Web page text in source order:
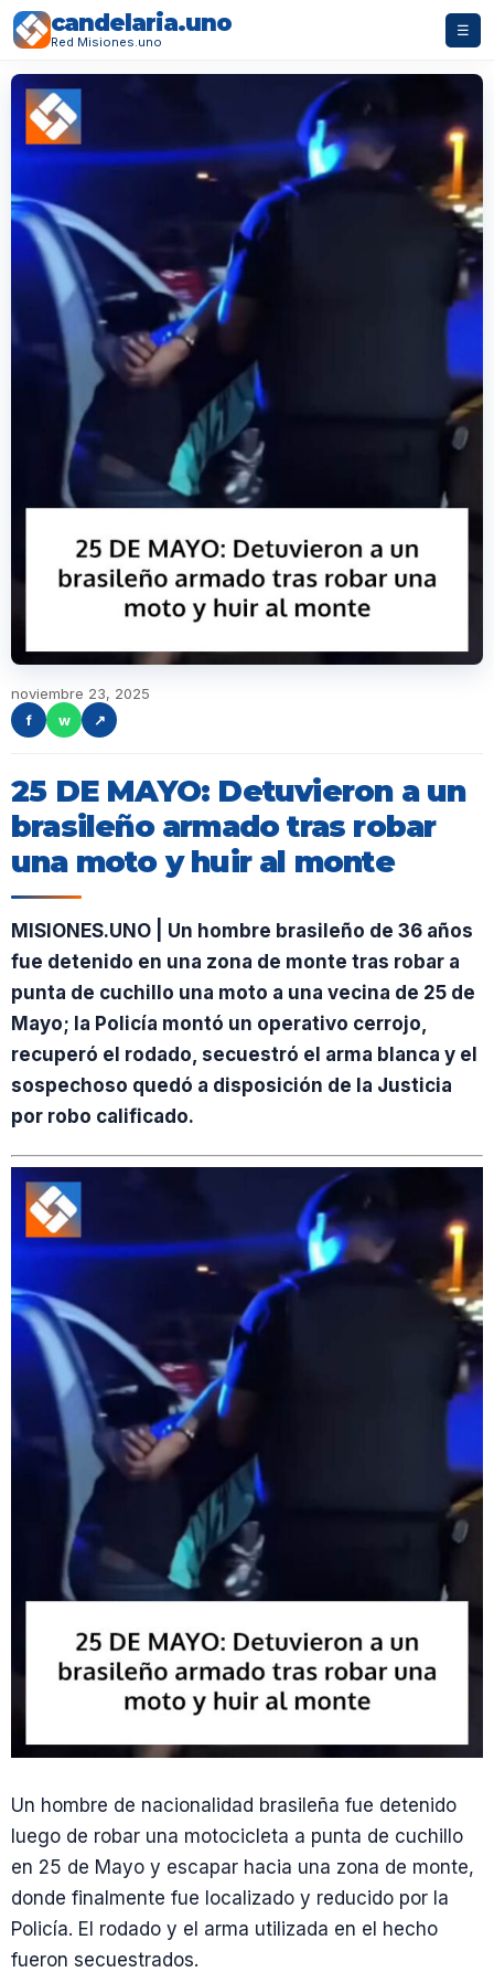
candelaria.uno
Red Misiones.uno
☰
noviembre 23, 2025
f
w ↗
25 DE MAYO: Detuvieron a un
brasileño armado tras robar
una moto y huir al monte
MISIONES.UNO | Un hombre brasileño de 36 años
fue detenido en una zona de monte tras robar a
punta de cuchillo una moto a una vecina de 25 de
Mayo; la Policía montó un operativo cerrojo,
recuperó el rodado, secuestró el arma blanca y el
sospechoso quedó a disposición de la Justicia
por robo calificado.
Un hombre de nacionalidad brasileña fue detenido
luego de robar una motocicleta a punta de cuchillo
en 25 de Mayo y escapar hacia una zona de monte,
donde finalmente fue localizado y reducido por la
Policía. El rodado y el arma utilizada en el hecho
fueron secuestrados.